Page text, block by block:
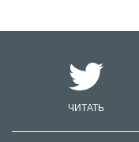
ЧИТАТЬ